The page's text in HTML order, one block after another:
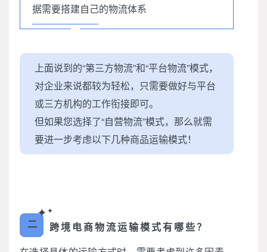
据需要搭建自己的物流体系
上面说到的“第三方物流”和“平台物流”模式，
对企业来说都较为轻松，只需要做好与平台
或三方机构的工作衔接即可。
但如果您选择了“自营物流”模式，那么就需
要进一步考虑以下几种商品运输模式！
✦✦
二
跨境电商物流运输模式有哪些？